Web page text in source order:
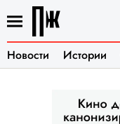
Новости Истории